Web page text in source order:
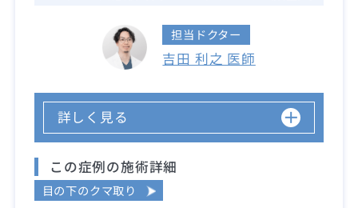
担当ドクター
吉田 利之 医師
詳しく見る
この症例の施術詳細
目の下のクマ取り